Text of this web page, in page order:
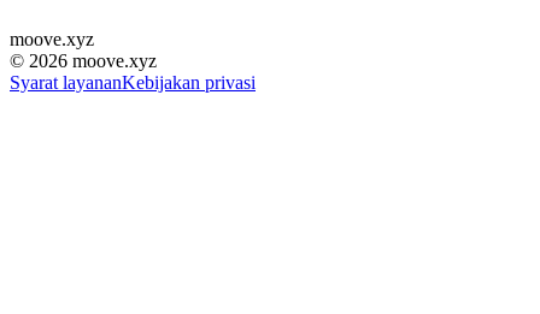
moove.xyz
© 2026 moove.xyz
Syarat layananKebijakan privasi